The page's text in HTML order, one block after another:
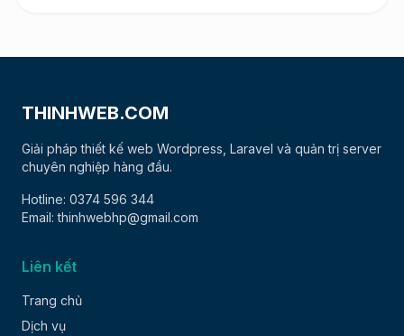
THINHWEB.COM
Giải pháp thiết kế web Wordpress, Laravel và quản trị server
chuyên nghiệp hàng đầu.
Hotline: 0374 596 344
Email: thinhwebhp@gmail.com
Liên kết
Trang chủ
Dịch vụ